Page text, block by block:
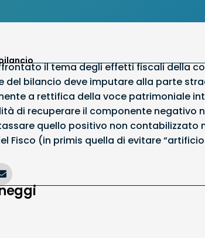
il tema degli effetti fiscali della
del bilancio deve imputare alla parte
a rettifica della voce patrimoniale
di recuperare il componente negativo
quello positivo non
Fisco (in primis quella di evitare